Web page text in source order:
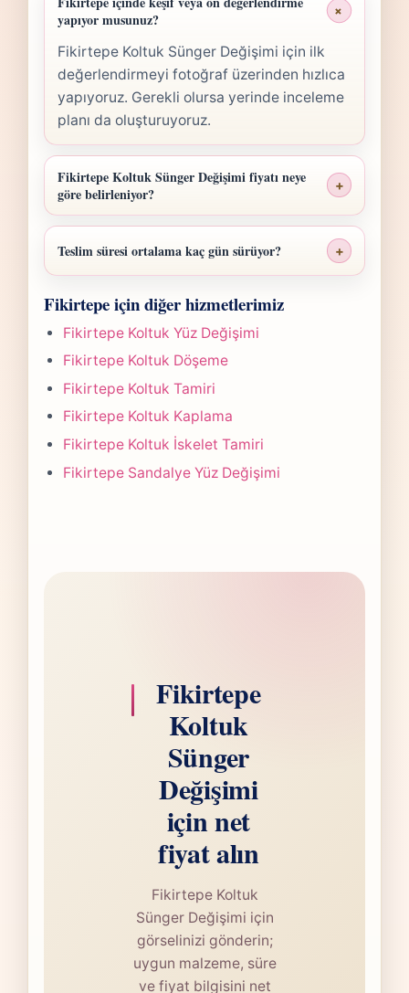
yapıyor musunuz?
+
Fikirtepe Koltuk Sünger Değişimi için ilk
değerlendirmeyi fotoğraf üzerinden hızlıca
yapıyoruz. Gerekli olursa yerinde inceleme
planı da oluşturuyoruz.
Fikirtepe Koltuk Sünger Değişimi fiyatı neye
göre belirleniyor?
+
Fikirtepe Koltuk Sünger Değişimi fiyatı;
ölçü, malzeme sınıfı, işçilik yoğunluğu ve
teslim planına göre belirlenir. Fotoğraf
gönderdiğinizde hızlıca anlaşılır bir aralık
paylaşırız.
Teslim süresi ortalama kaç gün sürüyor? +
süre yapılan işlemin kapsamına göre
değişir. Çoğu projede 5-7 iş günü hedefiyle
çalışır, olası değişikliği önceden bildiririz.
Fikirtepe için diğer hizmetlerimiz
Fikirtepe Koltuk Yüz Değişimi
Fikirtepe Koltuk Döşeme
Fikirtepe Koltuk Tamiri
Fikirtepe Koltuk Kaplama
Fikirtepe Koltuk İskelet Tamiri
Fikirtepe Sandalye Yüz Değişimi
Fikirtepe
Koltuk
Sünger
Değişimi
için net
fiyat alın
Fikirtepe Koltuk
Sünger Değişimi için
görselinizi gönderin;
uygun malzeme, süre
ve fiyat bilgisini net